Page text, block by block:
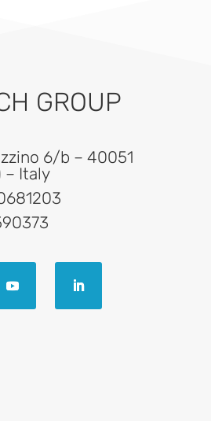
GROUP
6/b – 40051
– Italy